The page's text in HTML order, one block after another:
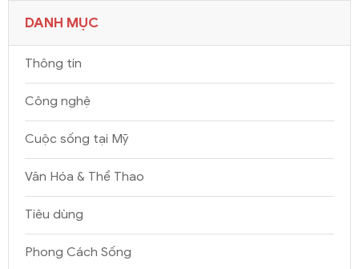
DANH MỤC
Thông tin
Công nghệ
Cuộc sống tại Mỹ
Văn Hóa & Thể Thao
Tiêu dùng
Phong Cách Sống